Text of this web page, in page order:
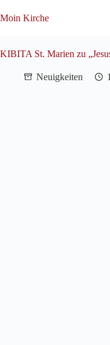
Inhalt
Moin Kirche
KIBITA St. Marien zu
Neuigkeiten